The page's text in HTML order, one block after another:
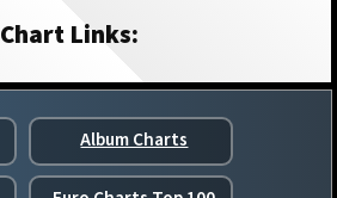
Chart Links:
Album Charts